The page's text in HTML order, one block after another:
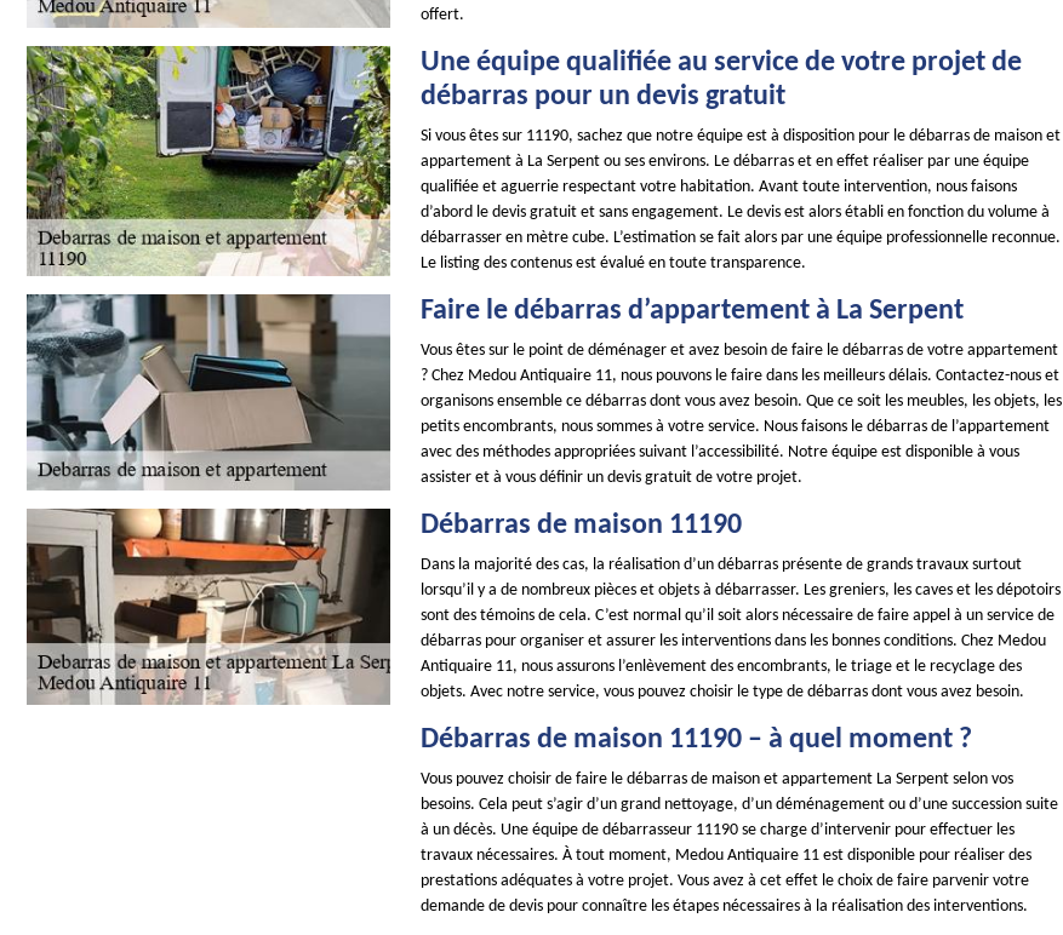
offert.
Une équipe qualifiée au service de votre projet de
débarras pour un devis gratuit
Si vous êtes sur 11190, sachez que notre équipe est à disposition pour le débarras de maison et
appartement à La Serpent ou ses environs. Le débarras et en effet réaliser par une équipe
qualifiée et aguerrie respectant votre habitation. Avant toute intervention, nous faisons
d’abord le devis gratuit et sans engagement. Le devis est alors établi en fonction du volume à
débarrasser en mètre cube. L’estimation se fait alors par une équipe professionnelle reconnue.
Le listing des contenus est évalué en toute transparence.
Faire le débarras d’appartement à La Serpent
Vous êtes sur le point de déménager et avez besoin de faire le débarras de votre appartement
? Chez Medou Antiquaire 11, nous pouvons le faire dans les meilleurs délais. Contactez-nous et
organisons ensemble ce débarras dont vous avez besoin. Que ce soit les meubles, les objets, les
petits encombrants, nous sommes à votre service. Nous faisons le débarras de l’appartement
avec des méthodes appropriées suivant l’accessibilité. Notre équipe est disponible à vous
assister et à vous définir un devis gratuit de votre projet.
Débarras de maison 11190
Dans la majorité des cas, la réalisation d’un débarras présente de grands travaux surtout
lorsqu’il y a de nombreux pièces et objets à débarrasser. Les greniers, les caves et les dépotoirs
sont des témoins de cela. C’est normal qu’il soit alors nécessaire de faire appel à un service de
débarras pour organiser et assurer les interventions dans les bonnes conditions. Chez Medou
Antiquaire 11, nous assurons l’enlèvement des encombrants, le triage et le recyclage des
objets. Avec notre service, vous pouvez choisir le type de débarras dont vous avez besoin.
Débarras de maison 11190 – à quel moment ?
Vous pouvez choisir de faire le débarras de maison et appartement La Serpent selon vos
besoins. Cela peut s’agir d’un grand nettoyage, d’un déménagement ou d’une succession suite
à un décès. Une équipe de débarrasseur 11190 se charge d’intervenir pour effectuer les
travaux nécessaires. À tout moment, Medou Antiquaire 11 est disponible pour réaliser des
prestations adéquates à votre projet. Vous avez à cet effet le choix de faire parvenir votre
demande de devis pour connaître les étapes nécessaires à la réalisation des interventions.